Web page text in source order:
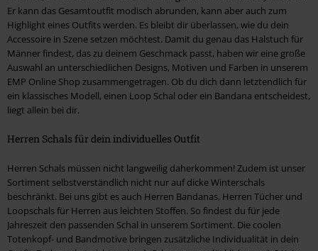
Er kann das Gesamtoutfit modisch abrunden, kann aber auch zum
Highlight eines Outfits werden. Es bleibt dir überlassen, wie du dein
Accessoire in Szene setzen möchtest. Damit du genau das Halstuch für
Männer findest, das zu deinem Geschmack passt, haben wir eine große
Auswahl an unterschiedlichen Designs, Motiven und Farben in unserem
EMP Online Shop zusammengetragen. Ob du dich dann letztendlich für
ein klassisches Modell, einen Loop Schal oder ein Bandana entscheidest,
liegt allein bei dir.
Herren Schals für dein individuelles Outfit
Herren Schals müssen nicht langweilig daherkommen! Zudem ist unser
Sortiment selbstverständlich nicht nur auf dicke Winterschals
beschränkt. Bei uns gibt es auch Herren Bandanas, Herren Tücher und
Loopschals für Herren aus leichten Stoffen. So findest du für jede
Jahreszeit den passenden Schal in unserem Sortiment. Die coolen
Totenkopf- und Bandmotive bringen zusätzliche Individualität in dein